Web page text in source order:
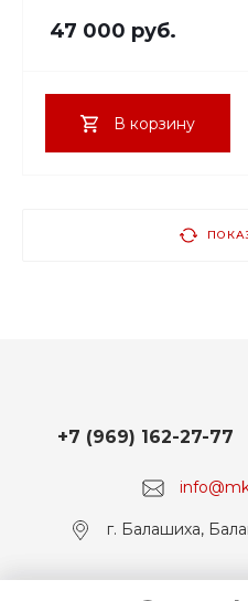
47 000 руб.
В корзину
+7 (969) 162-27-77
г. Балашиха,